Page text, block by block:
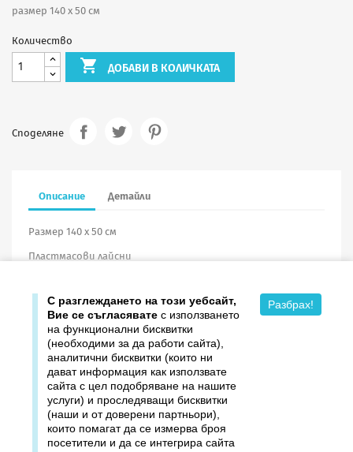
размер 140 х 50 см
Количество
 ДОБАВИ В КОЛИЧКАТА
Споделяне
Описание Детайли
Размер 140 х 50 см
Пластмасови лайсни
Продукти
Издателство ДОМИНО
С разглеждането на този уебсайт,
Вие се съгласявате с използването
на функционални бисквитки
(необходими за да работи сайта),
аналитични бисквитки (които ни
дават информация как използвате
сайта с цел подобряване на нашите
услуги) и проследяващи бисквитки
(наши и от доверени партньори),
които помагат да се измерва броя
посетители и да се интегрира сайта
Разбрах!